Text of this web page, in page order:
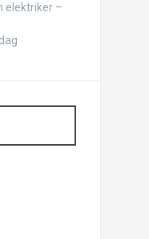
elektriker –